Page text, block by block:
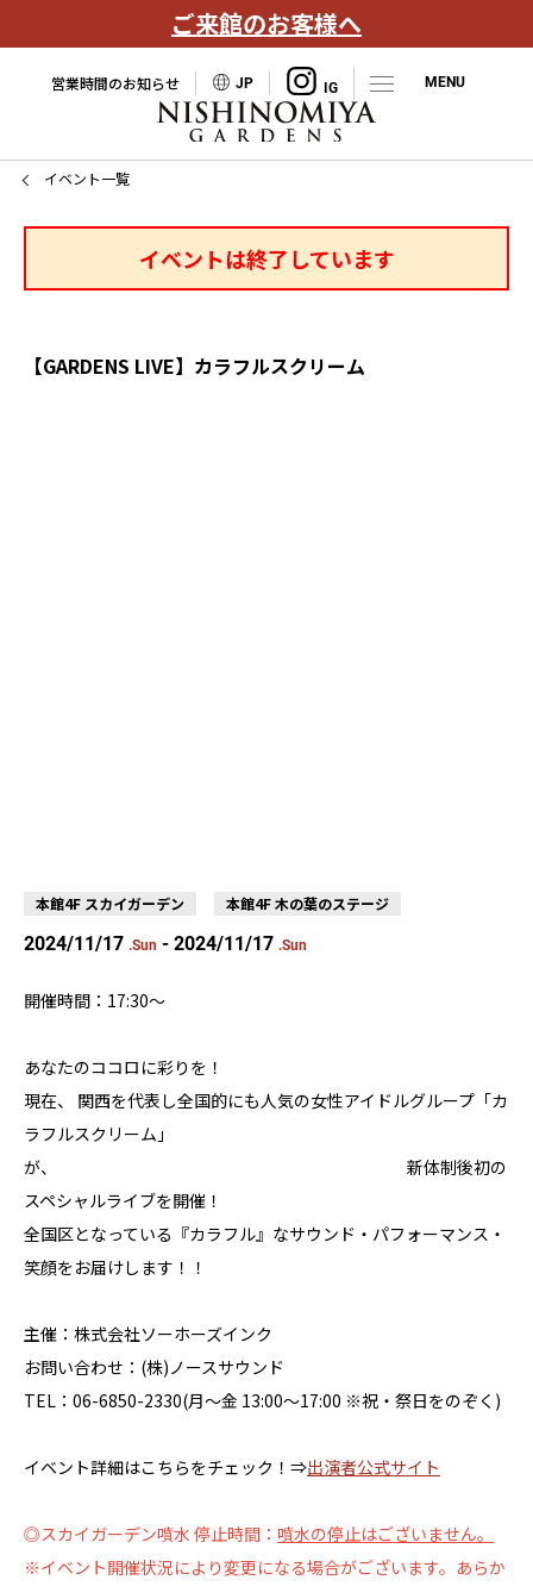
ご来館のお客様へ
営業時間のお知らせ JP
イベント一覧
イベントは終了しています
【GARDENS LIVE】カラフルスクリーム
本館4F スカイガーデン 本館4F 木の葉のステージ
2024/11/17 .Sun - 2024/11/17 .Sun
開催時間：17:30〜
あなたのココロに彩りを！
現在、 関西を代表し全国的にも人気の女性アイドルグループ「カ
ラフルスクリーム」
が、 新体制後初の
スペシャルライブを開催！
全国区となっている『カラフル』なサウンド・パフォーマンス・
笑顔をお届けします！！
主催：株式会社ソーホーズインク
お問い合わせ：(株)ノースサウンド
TEL：06-6850-2330(月～金 13:00～17:00 ※祝・祭日をのぞく)
イベント詳細はこちらをチェック！⇒出演者公式サイト
◎スカイガーデン噴水 停止時間： 噴水の停止はございません。
※イベント開催状況により変更になる場合がございます。あらか